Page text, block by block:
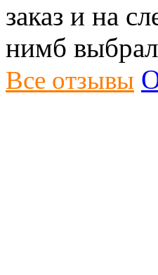
заказ и на
нимб
Все отзывы